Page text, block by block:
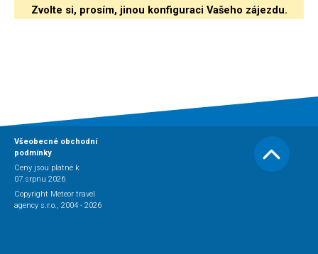
Zvolte si, prosím, jinou konfiguraci Vašeho zájezdu.
Všeobecné obchodní
podmínky
Ceny jsou platné k
07.srpnu 2026
Copyright Meteor travel
agency s.r.o., 2004 - 2026